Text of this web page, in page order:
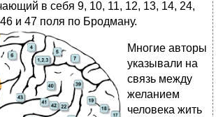
в себя 9, 10, 11, 12, 13, 14, 24,
и 47 поля по Бродману.
Многие авторы
указывали на
связь между
желанием
человека жить